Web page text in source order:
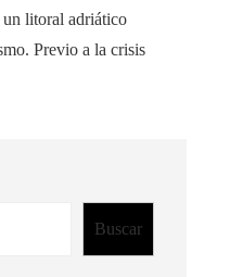
un litoral adriático
Previo a la crisis
Buscar